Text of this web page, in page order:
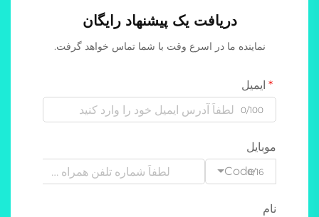
دریافت یک پیشنهاد رایگان
نماینده ما در اسرع وقت با شما تماس خواهد گرفت.
ایمیل
0/100
موبایل
Code0/16
نام